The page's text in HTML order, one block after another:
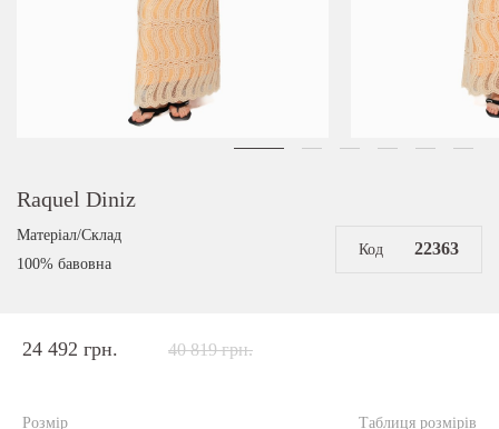
Raquel Diniz
Матеріал/Склад
100% бавовна
Код 22363
24 492 грн. 40 819 грн.
Таблиця розмірів
Розмір